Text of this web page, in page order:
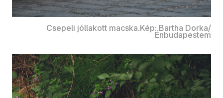
Csepeli jóllakott macska.Kép: Bartha Dorka/
Énbudapestem